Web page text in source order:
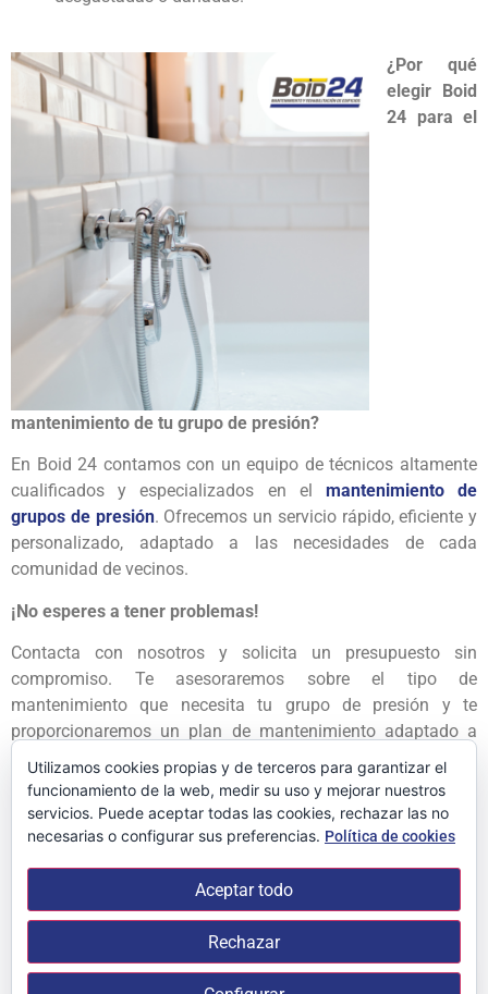
¿Por qué
elegir Boid
24 para el
mantenimiento de tu grupo de presión?
En Boid 24 contamos con un equipo de técnicos altamente
cualificados y especializados en el mantenimiento de
grupos de presión. Ofrecemos un servicio rápido, eficiente y
personalizado, adaptado a las necesidades de cada
comunidad de vecinos.
¡No esperes a tener problemas!
Contacta con nosotros y solicita un presupuesto sin
compromiso. Te asesoraremos sobre el tipo de
mantenimiento que necesita tu grupo de presión y te
proporcionaremos un plan de mantenimiento adaptado a
tus necesidades.
¡Invierte en el bienestar de tu comunidad!
Un grupo de presión en buen estado es sinónimo de confort,
seguridad y ahorro. ¡Confía en Boid 24 para el
mantenimiento de grupos de presión
Contacta con nosotros para más información.
Tl. 963 68 81 18 o envíanos tus datos y te llamaremos lo
Utilizamos cookies propias y de terceros para garantizar el
funcionamiento de la web, medir su uso y mejorar nuestros
servicios. Puede aceptar todas las cookies, rechazar las no
necesarias o configurar sus preferencias. Política de cookies
Aceptar todo
Rechazar